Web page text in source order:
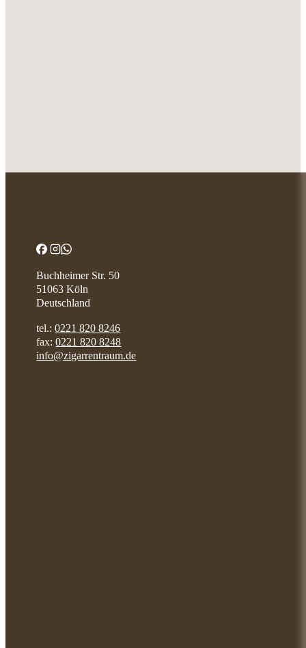
Buchheimer Str. 50
51063 Köln
Deutschland
tel.:0221 820 8246
fax:0221 820 8248
info@zigarrentraum.de